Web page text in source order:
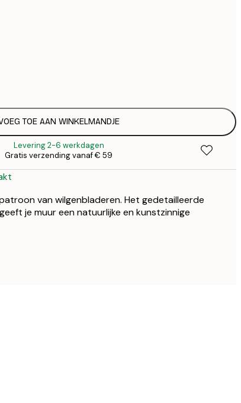
TOE AAN WINKELMANDJE
Levering 2-6 werkdagen
Gratis verzending vanaf € 59
van wilgenbladeren. Het gedetailleerde
je muur een natuurlijke en kunstzinnige